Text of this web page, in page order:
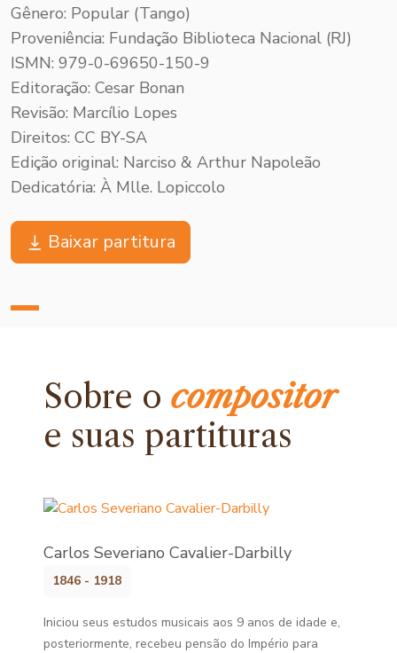
Gênero: Popular (Tango)
Proveniência: Fundação Biblioteca Nacional (RJ)
ISMN: 979-0-69650-150-9
Editoração: Cesar Bonan
Revisão: Marcílio Lopes
Direitos: CC BY-SA
Edição original: Narciso & Arthur Napoleão
Dedicatória: À Mlle. Lopiccolo
Baixar partitura
Sobre ocompositor
e suas partituras
Carlos Severiano Cavalier-Darbilly
1846 - 1918
Iniciou seus estudos musicais aos 9 anos de idade e,
posteriormente, recebeu pensão do Império para